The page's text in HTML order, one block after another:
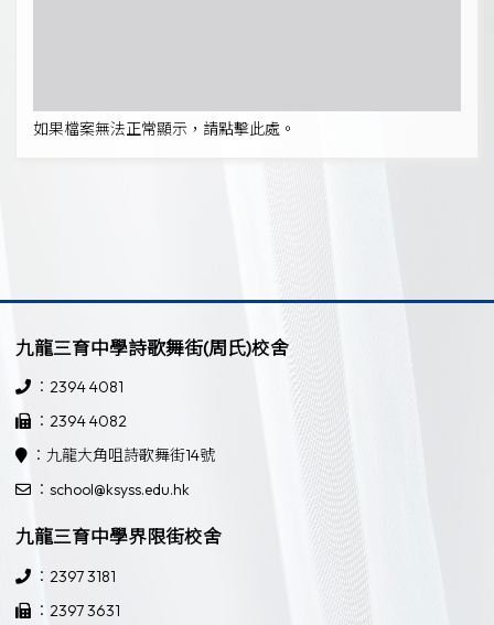
如果檔案無法正常顯示，請點擊此處。
九龍三育中學詩歌舞街(周氏)校舍
：2394 4081
：2394 4082
：九龍大角咀詩歌舞街14號
：school@ksyss.edu.hk
九龍三育中學界限街校舍
：2397 3181
：2397 3631